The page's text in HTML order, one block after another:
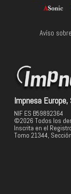
Avíso
Impnesa Europe,
NIF ES B59892364
©2026 Todos los
Inscrita en el
Tomo 21344,